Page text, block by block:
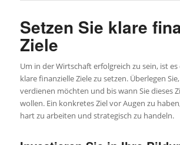
Setzen Sie klare
Ziele
Um in der Wirtschaft erfolgreich zu sein, ist
klare finanzielle Ziele zu setzen. Überlegen
verdienen möchten und bis wann Sie dieses
wollen. Ein konkretes Ziel vor Augen zu
hart zu arbeiten und strategisch zu handeln.